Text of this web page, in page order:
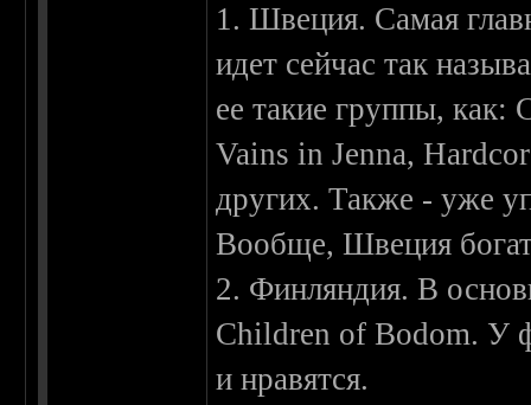
1. Швеция. Самая
идет сейчас так
ее такие группы,
Vains in Jenna,
других. Также - уже
Вообще, Швеция
2. Финляндия. В
Children of Bodom. У
и нравятся.